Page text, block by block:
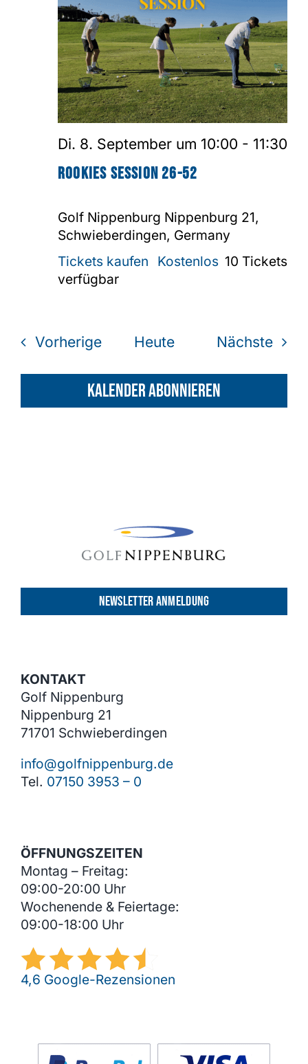
Rookies Session 26-52
Di. 8. September um 10:00 - 11:30
Golf Nippenburg Nippenburg 21,
Schwieberdingen, Germany
Tickets kaufen
Kostenlos 10 Tickets
verfügbar
VorherigeVeranstaltungen
Heute Nächste
Kalender abonnieren
NEWSLETTER ANMELDUNG
KONTAKT
Golf Nippenburg
Nippenburg 21
71701 Schwieberdingen
info@golfnippenburg.de
Tel. 07150 3953 – 0
ÖFFNUNGSZEITEN
Montag – Freitag:
09:00-20:00 Uhr
Wochenende & Feiertage:
09:00-18:00 Uhr
4,6 Google-Rezensionen